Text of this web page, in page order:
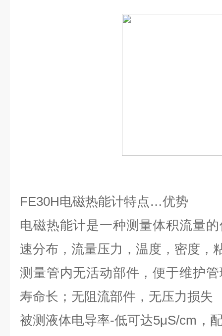
FE30H电磁热能计特点…优势
电磁热能计是一种测量体积流量
速分布，流量压力，温度，密度，
测量管内无活动部件，便于维护
寿命长；无阻流部件，无压力损失
被测液体电导率-低可达5μS/cm ，